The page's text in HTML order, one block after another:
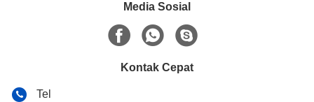
Media Sosial
Kontak Cepat
Tel